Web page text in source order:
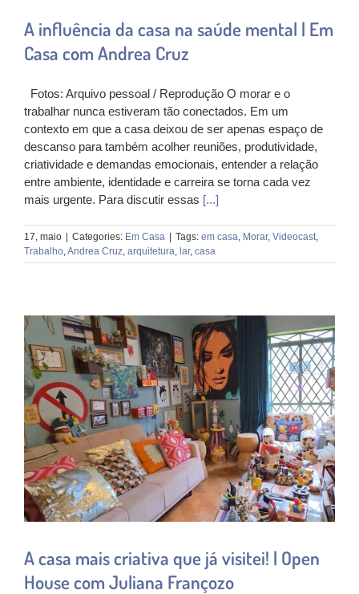
A influência da casa na saúde mental | Em
Casa com Andrea Cruz
Fotos: Arquivo pessoal / Reprodução O morar e o
trabalhar nunca estiveram tão conectados. Em um
contexto em que a casa deixou de ser apenas espaço de
descanso para também acolher reuniões, produtividade,
criatividade e demandas emocionais, entender a relação
entre ambiente, identidade e carreira se torna cada vez
mais urgente. Para discutir essas [...]
17, maio | Categories: Em Casa | Tags: em casa, Morar, Videocast,
Trabalho,Andrea Cruz, arquitetura, lar, casa
A casa mais criativa que já visitei! | Open
House com Juliana Françozo